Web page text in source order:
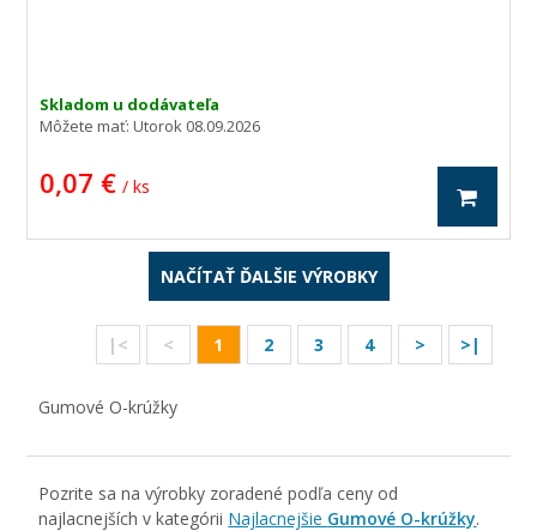
Skladom u dodávateľa
Môžete mať:Utorok 08.09.2026
0,07 € / ks
NAČÍTAŤ ĎALŠIE VÝROBKY
|< < 1 2 3 4 > >|
Gumové O-krúžky
Pozrite sa na výrobky zoradené podľa ceny od
najlacnejších v kategórii Najlacnejšie Gumové O-krúžky.